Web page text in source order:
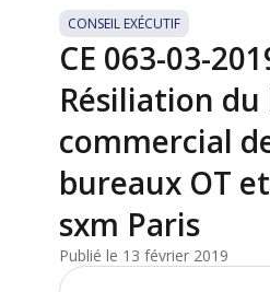
CONSEIL EXÉCUTIF
CE 063-03-
Résiliation du
commercial
bureaux OT
sxm Paris
Publié le 13 février 2019